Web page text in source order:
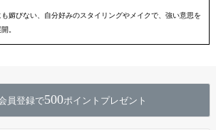
媚びない、自分好みのスタイリングやメイクで、強い意思を
。
員登録で500ポイントプレゼント